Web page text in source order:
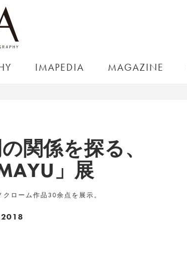
IMAPEDIA MAGAZINE
関係を探る、
」展
ローム作品30余点を展示。